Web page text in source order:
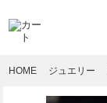
HOME ジュエリー